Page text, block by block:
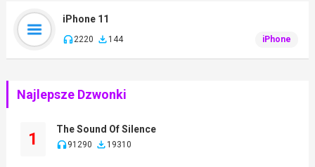
iPhone 11
2220 144 iPhone
Najlepsze Dzwonki
1
The Sound Of Silence
91290 19310